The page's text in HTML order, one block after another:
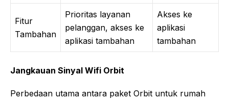
Fitur
Tambahan
Prioritas layanan
pelanggan, akses ke
aplikasi tambahan
Akses ke
aplikasi
tambahan
Jangkauan Sinyal Wifi Orbit
Perbedaan utama antara paket Orbit untuk rumah